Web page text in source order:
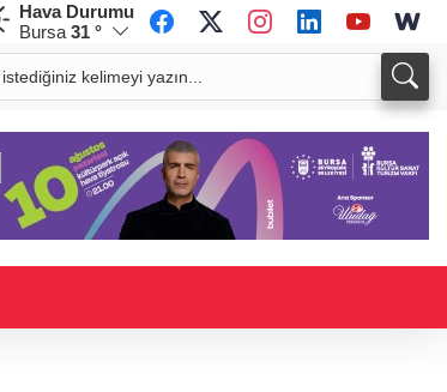
Hava Durumu
Bursa 31 °
34,2164